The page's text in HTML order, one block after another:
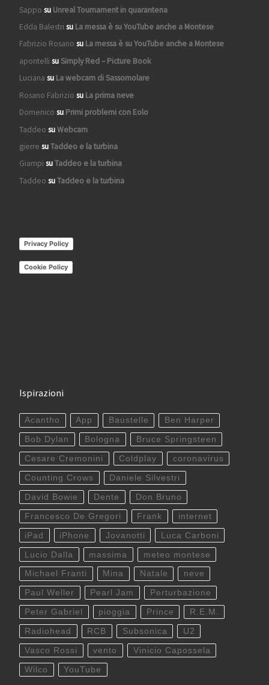
Sappo su Unreal Tournament in quarantena
Edda Balestri su La messa è su YouTube anche a Montese
Fabrizio Rosano su La messa è su YouTube anche a Montese
apontelli suSimply Red – Picture Book
Luciana su La webcam di Sassomolare
Rosano Fabrizio su La prima neve
Domenico su Primi problemi con Eolo
Taddeo suWebcam
gierre suTaddeo e la turbina
Giampi suTaddeo e la turbina
Taddeo suTaddeo e la turbina
Privacy Policy
Cookie Policy
Ispirazioni
Acantho App Baustelle Ben Harper
Bob Dylan Bologna Bruce Springsteen
Cesare Cremonini Coldplay coronavirus
Counting Crows Daniele Silvestri
David Bowie Dente Don Bruno
Francesco De Gregori Frank internet
iPad iPhone Jovanotti Luca Carboni
Lucio Dalla massima meteo montese
Michael Franti Mina Natale neve
Paul Weller Pearl Jam Perturbazione
Peter Gabriel pioggia Prince R.E.M.
Radiohead RCB Subsonica U2
Vasco Rossi vento Vinicio Capossela
Wilco YouTube